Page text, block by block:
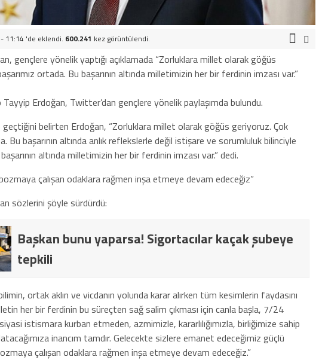
11:14 'de eklendi. 600.241 kez görüntülendi.
gençlere yönelik yaptığı açıklamada “Zorluklara millet olarak göğüs
ortada. Bu başarının altında milletimizin her bir ferdinin imzası var.”
Tayyip Erdoğan, Twitter’dan gençlere yönelik paylaşımda bulundu.
geçtiğini belirten Erdoğan, “Zorluklara millet olarak göğüs geriyoruz. Çok
Bu başarının altında anlık reflekslerle değil istişare ve sorumluluk bilinciyle
altında milletimizin her bir ferdinin imzası var.” dedi.
çalışan odaklara rağmen inşa etmeye devam edeceğiz”
sözlerini şöyle sürdürdü:
Başkan bunu yaparsa! Sigortacılar kaçak şubeye
tepkili
ortak aklın ve vicdanın yolunda karar alırken tüm kesimlerin faydasını
her bir ferdinin bu süreçten sağ salim çıkması için canla başla, 7/24
istismara kurban etmeden, azmimizle, kararlılığımızla, birliğimize sahip
inancım tamdır. Gelecekte sizlere emanet edeceğimiz güçlü
çalışan odaklara rağmen inşa etmeye devam edeceğiz.”